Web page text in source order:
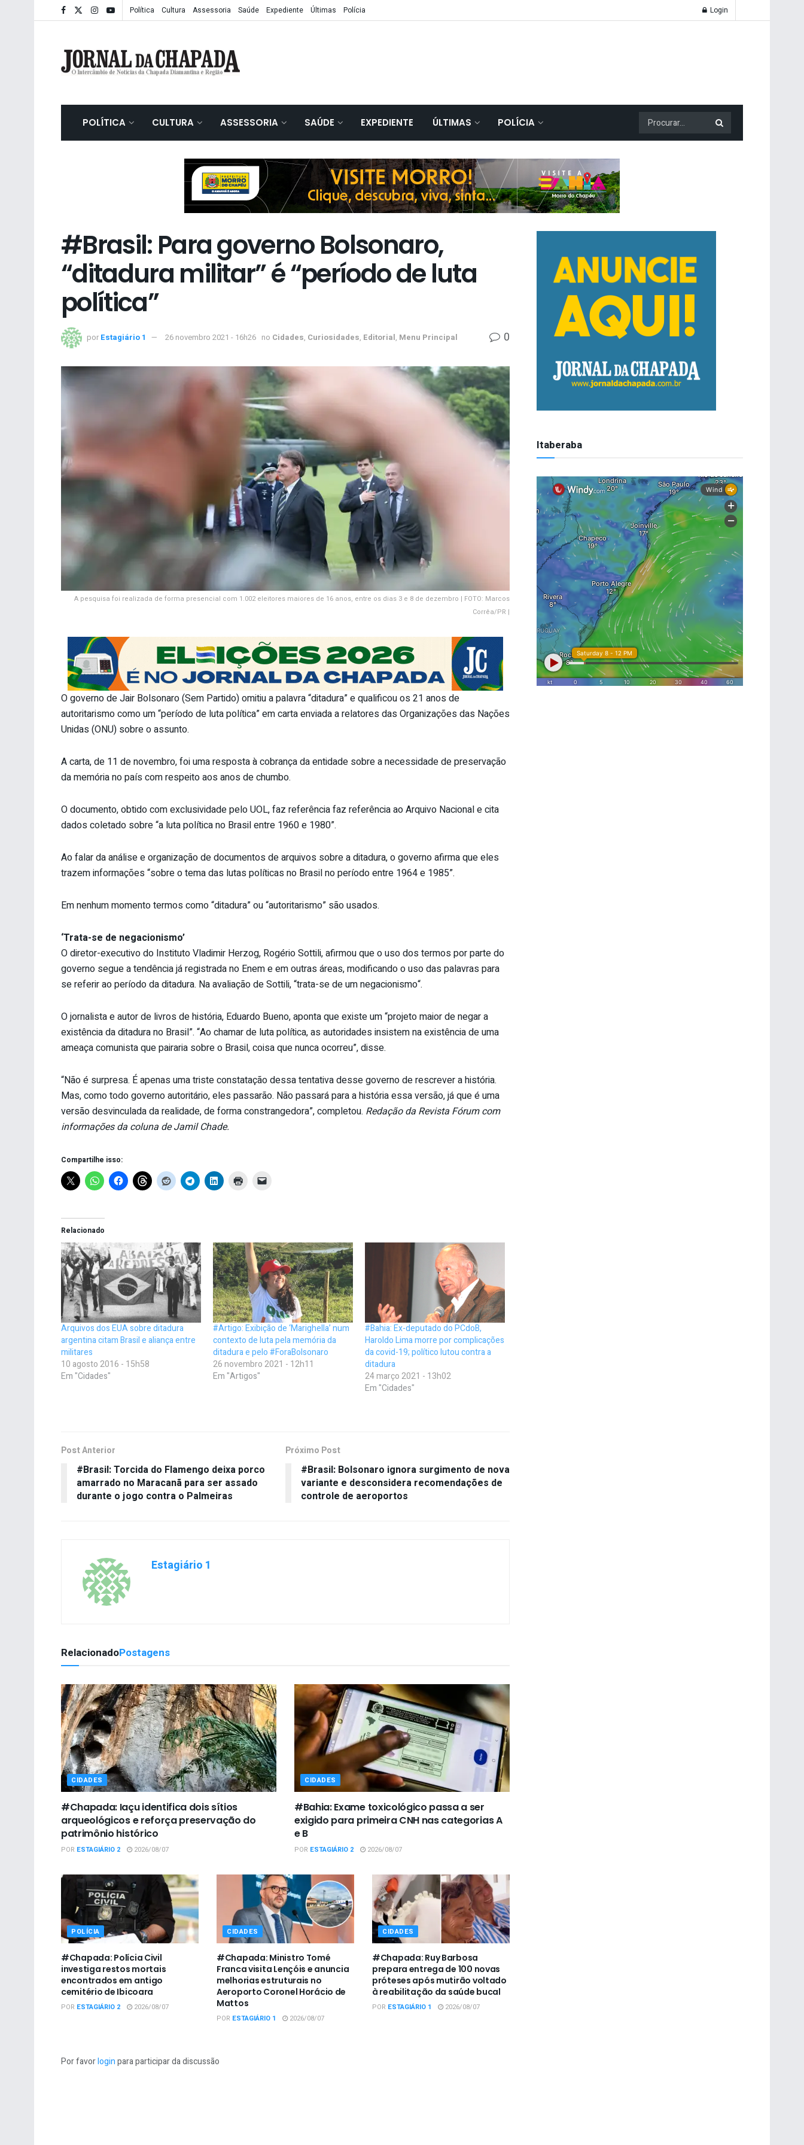
Política Cultura Assessoria Saúde Expediente Últimas Polícia Login
POLÍTICA CULTURA ASSESSORIA SAÚDE EXPEDIENTE ÚLTIMAS POLÍCIA
#Brasil: Para governo Bolsonaro,
“ditadura militar” é “período de luta
política”
por Estagiário 1 26 novembro 2021 - 16h26 no Cidades, Curiosidades, Editorial, Menu Principal 0
A pesquisa foi realizada de forma presencial com 1.002 eleitores maiores de 16 anos, entre os dias 3 e 8 de dezembro | FOTO: Marcos
Corrêa/PR |
O governo de Jair Bolsonaro (Sem Partido) omitiu a palavra “ditadura” e qualificou os 21 anos de
autoritarismo como um “período de luta política” em carta enviada a relatores das Organizações das Nações
Unidas (ONU) sobre o assunto.
A carta, de 11 de novembro, foi uma resposta à cobrança da entidade sobre a necessidade de preservação
da memória no país com respeito aos anos de chumbo.
O documento, obtido com exclusividade pelo UOL, faz referência faz referência ao Arquivo Nacional e cita
dados coletado sobre “a luta política no Brasil entre 1960 e 1980”.
Ao falar da análise e organização de documentos de arquivos sobre a ditadura, o governo afirma que eles
trazem informações “sobre o tema das lutas políticas no Brasil no período entre 1964 e 1985”.
Em nenhum momento termos como “ditadura” ou “autoritarismo” são usados.
‘Trata-se de negacionismo’
O diretor-executivo do Instituto Vladimir Herzog, Rogério Sottili, afirmou que o uso dos termos por parte do
governo segue a tendência já registrada no Enem e em outras áreas, modificando o uso das palavras para
se referir ao período da ditadura. Na avaliação de Sottili, “trata-se de um negacionismo“.
O jornalista e autor de livros de história, Eduardo Bueno, aponta que existe um “projeto maior de negar a
existência da ditadura no Brasil”. “Ao chamar de luta política, as autoridades insistem na existência de uma
ameaça comunista que pairaria sobre o Brasil, coisa que nunca ocorreu”, disse.
“Não é surpresa. É apenas uma triste constatação dessa tentativa desse governo de rescrever a história.
Mas, como todo governo autoritário, eles passarão. Não passará para a história essa versão, já que é uma
versão desvinculada da realidade, de forma constrangedora”, completou. Redação da Revista Fórum com
informações da coluna de Jamil Chade.
Compartilhe isso:
Relacionado
Arquivos dos EUA sobre ditadura
argentina citam Brasil e aliança entre
militares
10 agosto 2016 - 15h58
Em "Cidades"
#Artigo: Exibição de ‘Marighella’ num
contexto de luta pela memória da
ditadura e pelo #ForaBolsonaro
26 novembro 2021 - 12h11
Em "Artigos"
#Bahia: Ex-deputado do PCdoB,
Haroldo Lima morre por complicações
da covid-19; político lutou contra a
ditadura
24 março 2021 - 13h02
Em "Cidades"
Post Anterior
#Brasil: Torcida do Flamengo deixa porco
amarrado no Maracanã para ser assado
durante o jogo contra o Palmeiras
Próximo Post
#Brasil: Bolsonaro ignora surgimento de nova
variante e desconsidera recomendações de
controle de aeroportos
Estagiário 1
RelacionadoPostagens
CIDADES
#Chapada: Iaçu identifica dois sítios
arqueológicos e reforça preservação do
patrimônio histórico
POR ESTAGIÁRIO 2 2026/08/07
CIDADES
#Bahia: Exame toxicológico passa a ser
exigido para primeira CNH nas categorias A
e B
POR ESTAGIÁRIO 2 2026/08/07
POLÍCIA
#Chapada: Polícia Civil
investiga restos mortais
encontrados em antigo
cemitério de Ibicoara
POR ESTAGIÁRIO 2 2026/08/07
CIDADES
#Chapada: Ministro Tomé
Franca visita Lençóis e anuncia
melhorias estruturais no
Aeroporto Coronel Horácio de
Mattos
POR ESTAGIÁRIO 1 2026/08/07
CIDADES
#Chapada: Ruy Barbosa
prepara entrega de 100 novas
próteses após mutirão voltado
à reabilitação da saúde bucal
POR ESTAGIÁRIO 1 2026/08/07
Por favorloginpara participar da discussão
Itaberaba